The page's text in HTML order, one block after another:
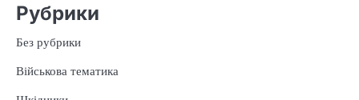
Рубрики
Без рубрики
Військова тематика